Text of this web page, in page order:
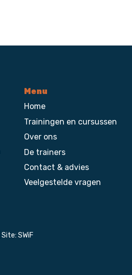
Menu
Home
Trainingen en cursussen
Over ons
De trainers
Contact & advies
Veelgestelde vragen
| Site: SWiF